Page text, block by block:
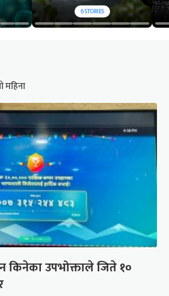
6STORIES
महिना
किनेका उपभोक्ताले जिते १०